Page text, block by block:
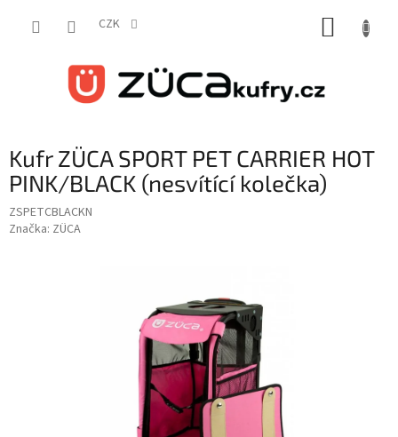
CZK
Kufr ZÜCA SPORT PET CARRIER HOT
PINK/BLACK (nesvítící kolečka)
ZSPETCBLACKN
Značka: ZÜCA